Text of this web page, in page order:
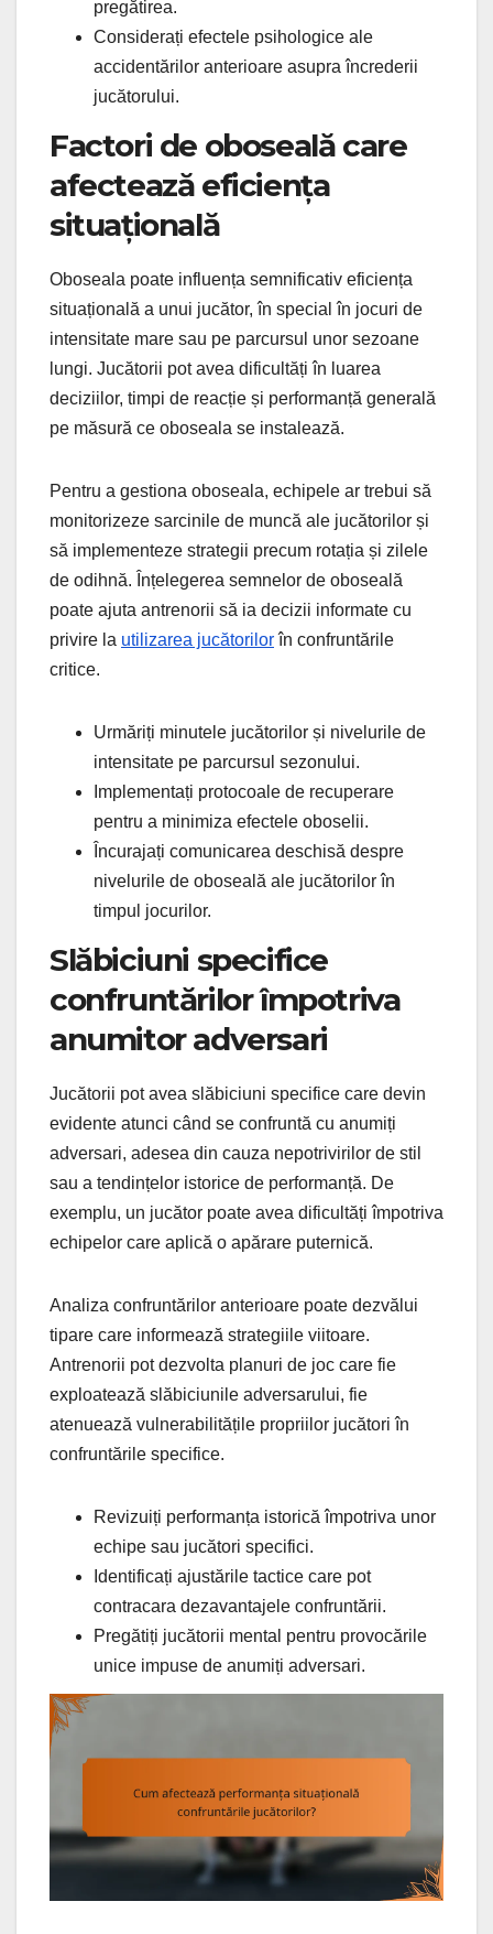
pregătirea.
Considerați efectele psihologice ale
accidentărilor anterioare asupra încrederii
jucătorului.
Factori de oboseală care
afectează eficiența
situațională
Oboseala poate influența semnificativ eficiența
situațională a unui jucător, în special în jocuri de
intensitate mare sau pe parcursul unor sezoane
lungi. Jucătorii pot avea dificultăți în luarea
deciziilor, timpi de reacție și performanță generală
pe măsură ce oboseala se instalează.
Pentru a gestiona oboseala, echipele ar trebui să
monitorizeze sarcinile de muncă ale jucătorilor și
să implementeze strategii precum rotația și zilele
de odihnă. Înțelegerea semnelor de oboseală
poate ajuta antrenorii să ia decizii informate cu
privire la utilizarea jucătorilorîn confruntările
critice.
Urmăriți minutele jucătorilor și nivelurile de
intensitate pe parcursul sezonului.
Implementați protocoale de recuperare
pentru a minimiza efectele oboselii.
Încurajați comunicarea deschisă despre
nivelurile de oboseală ale jucătorilor în
timpul jocurilor.
Slăbiciuni specifice
confruntărilor împotriva
anumitor adversari
Jucătorii pot avea slăbiciuni specifice care devin
evidente atunci când se confruntă cu anumiți
adversari, adesea din cauza nepotrivirilor de stil
sau a tendințelor istorice de performanță. De
exemplu, un jucător poate avea dificultăți împotriva
echipelor care aplică o apărare puternică.
Analiza confruntărilor anterioare poate dezvălui
tipare care informează strategiile viitoare.
Antrenorii pot dezvolta planuri de joc care fie
exploatează slăbiciunile adversarului, fie
atenuează vulnerabilitățile propriilor jucători în
confruntările specifice.
Revizuiți performanța istorică împotriva unor
echipe sau jucători specifici.
Identificați ajustările tactice care pot
contracara dezavantajele confruntării.
Pregătiți jucătorii mental pentru provocările
unice impuse de anumiți adversari.